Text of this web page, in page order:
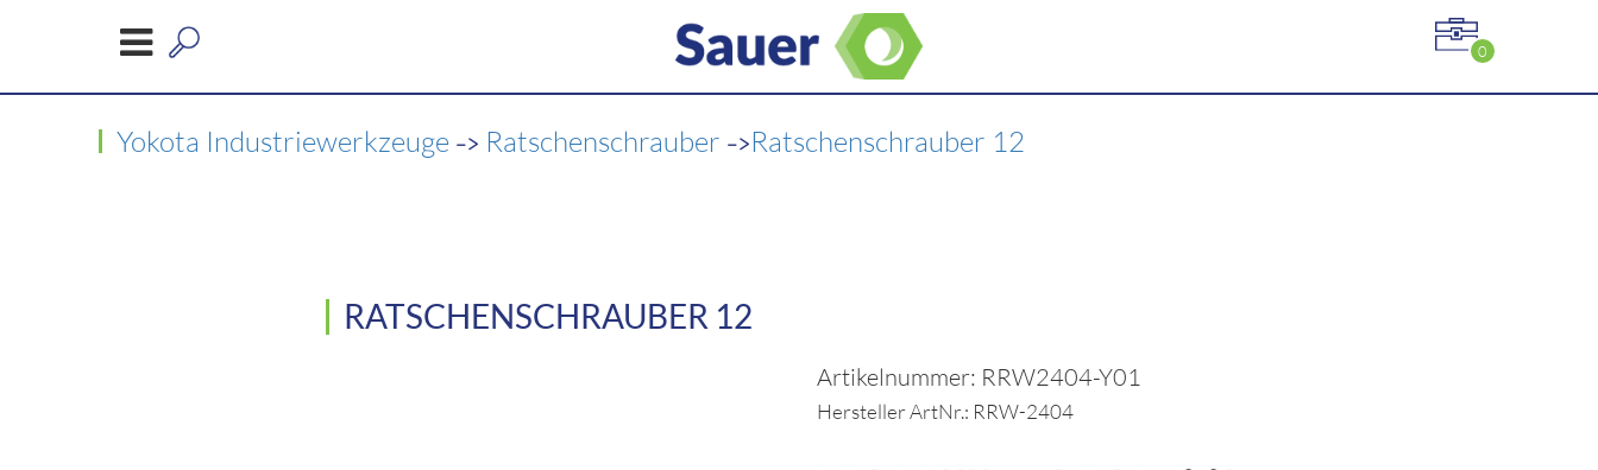
0
Yokota Industriewerkzeuge -> Ratschenschrauber ->Ratschenschrauber 12
RATSCHENSCHRAUBER 12
Artikelnummer: RRW2404-Y01
Hersteller ArtNr.: RRW-2404